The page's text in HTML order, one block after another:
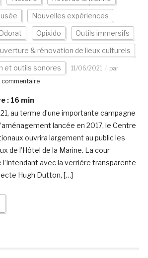
Nouvelles expériences
Opixido Outils immersifs
& rénovation de lieux culturels
et outils sonores 11/06/2021
par
commentaire
: 16 min
au terme d’une importante campagne
lancée en 2017, le Centre
ouvrira largement au public les
de l’Hôtel de la Marine. La cour
l’Intendant avec la verrière transparente
Hugh Dutton, […]